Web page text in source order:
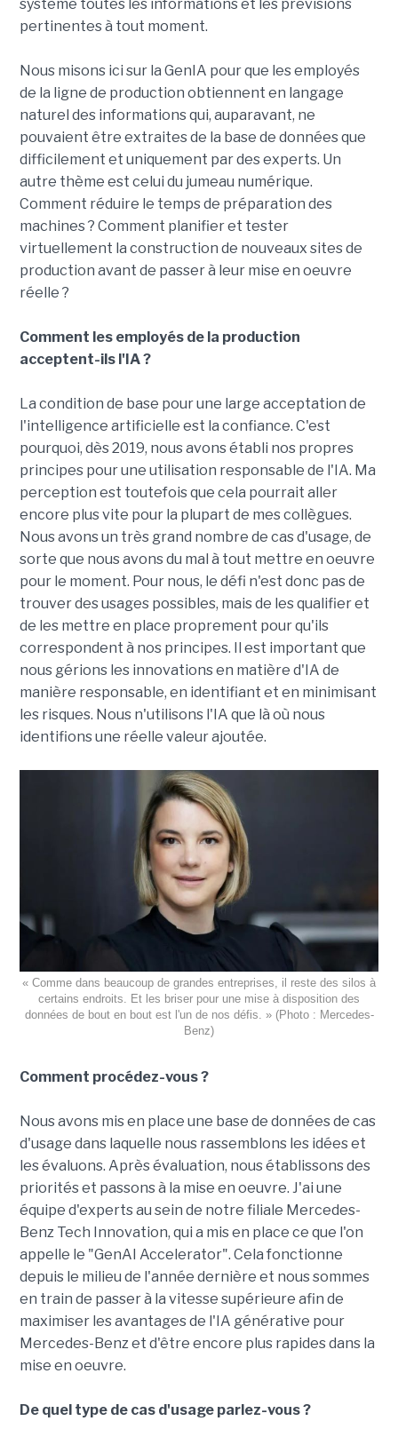
système toutes les informations et les prévisions
pertinentes à tout moment.
Nous misons ici sur la GenIA pour que les employés
de la ligne de production obtiennent en langage
naturel des informations qui, auparavant, ne
pouvaient être extraites de la base de données que
difficilement et uniquement par des experts. Un
autre thème est celui du jumeau numérique.
Comment réduire le temps de préparation des
machines ? Comment planifier et tester
virtuellement la construction de nouveaux sites de
production avant de passer à leur mise en oeuvre
réelle ?
Comment les employés de la production
acceptent-ils l'IA ?
La condition de base pour une large acceptation de
l'intelligence artificielle est la confiance. C'est
pourquoi, dès 2019, nous avons établi nos propres
principes pour une utilisation responsable de l'IA. Ma
perception est toutefois que cela pourrait aller
encore plus vite pour la plupart de mes collègues.
Nous avons un très grand nombre de cas d'usage, de
sorte que nous avons du mal à tout mettre en oeuvre
pour le moment. Pour nous, le défi n'est donc pas de
trouver des usages possibles, mais de les qualifier et
de les mettre en place proprement pour qu'ils
correspondent à nos principes. Il est important que
nous gérions les innovations en matière d'IA de
manière responsable, en identifiant et en minimisant
les risques. Nous n'utilisons l'IA que là où nous
identifions une réelle valeur ajoutée.
« Comme dans beaucoup de grandes entreprises, il reste des silos à
certains endroits. Et les briser pour une mise à disposition des
données de bout en bout est l'un de nos défis. » (Photo : Mercedes-
Benz)
Comment procédez-vous ?
Nous avons mis en place une base de données de cas
d'usage dans laquelle nous rassemblons les idées et
les évaluons. Après évaluation, nous établissons des
priorités et passons à la mise en oeuvre. J'ai une
équipe d'experts au sein de notre filiale Mercedes-
Benz Tech Innovation, qui a mis en place ce que l'on
appelle le "GenAI Accelerator". Cela fonctionne
depuis le milieu de l'année dernière et nous sommes
en train de passer à la vitesse supérieure afin de
maximiser les avantages de l'IA générative pour
Mercedes-Benz et d'être encore plus rapides dans la
mise en oeuvre.
De quel type de cas d'usage parlez-vous ?